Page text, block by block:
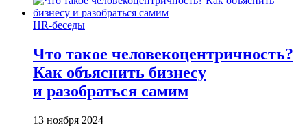
HR-беседы
Что такое человеко­центричность?
Как объяснить бизнесу
и разобраться самим
13 ноября 2024